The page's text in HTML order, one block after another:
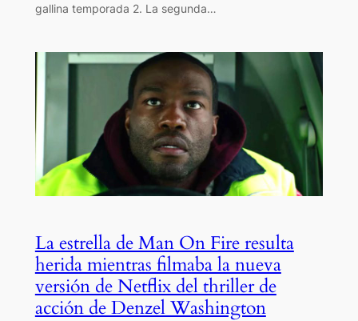
gallina temporada 2. La segunda…
La estrella de Man On Fire resulta
herida mientras filmaba la nueva
versión de Netflix del thriller de
acción de Denzel Washington